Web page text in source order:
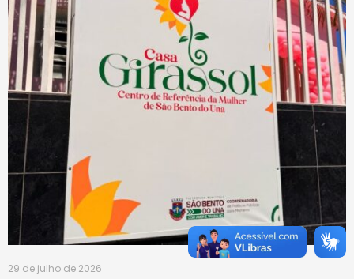
29 de julho de 2026